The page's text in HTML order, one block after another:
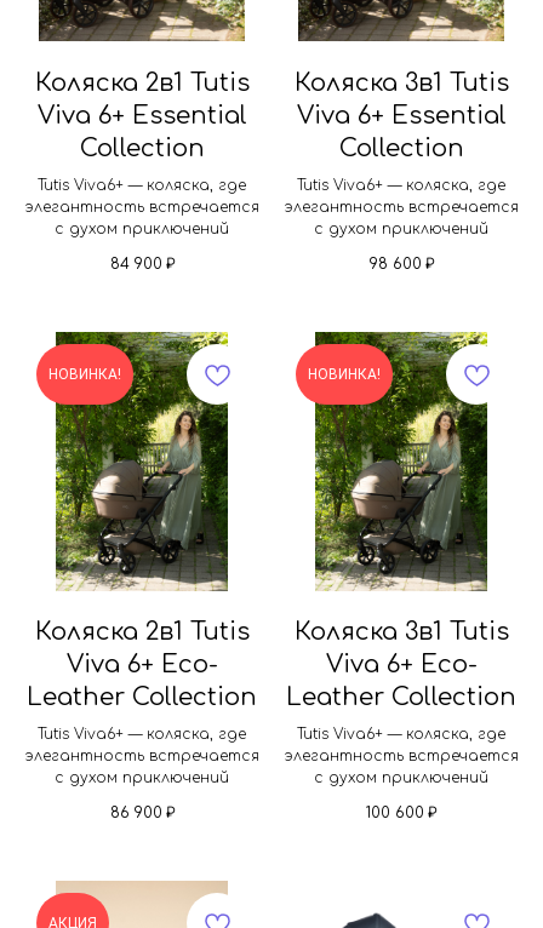
Коляска 2в1 Tutis
Viva 6+ Essential
Collection
Tutis Viva6+ — коляска, где
элегантность встречается
с духом приключений
84 900 ₽
Коляска 3в1 Tutis
Viva 6+ Essential
Collection
Tutis Viva6+ — коляска, где
элегантность встречается
с духом приключений
98 600 ₽
НОВИНКА!
Коляска 2в1 Tutis
Viva 6+ Eco-
Leather Collection
Tutis Viva6+ — коляска, где
элегантность встречается
с духом приключений
86 900 ₽
НОВИНКА!
Коляска 3в1 Tutis
Viva 6+ Eco-
Leather Collection
Tutis Viva6+ — коляска, где
элегантность встречается
с духом приключений
100 600 ₽
АКЦИЯ